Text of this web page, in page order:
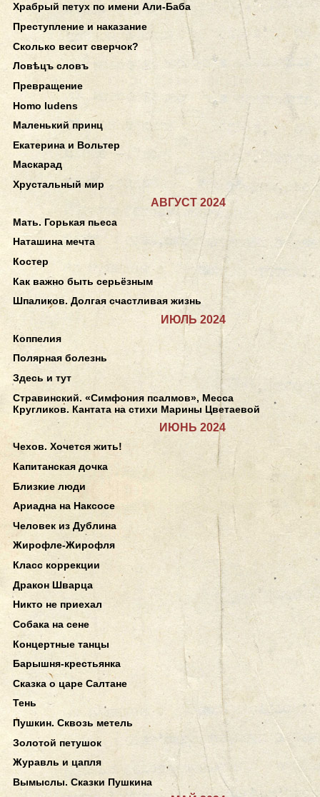
Храбрый петух по имени Али-Баба
Преступление и наказание
Сколько весит сверчок?
Ловѣцъ словъ
Превращение
Homo ludens
Маленький принц
Екатерина и Вольтер
Маскарад
Хрустальный мир
АВГУСТ 2024
Мать. Горькая пьеса
Наташина мечта
Костер
Как важно быть серьёзным
Шпаликов. Долгая счастливая жизнь
ИЮЛЬ 2024
Коппелия
Полярная болезнь
Здесь и тут
Стравинский. «Симфония псалмов», Месса
Кругликов. Кантата на стихи Марины Цветаевой
ИЮНЬ 2024
Чехов. Хочется жить!
Капитанская дочка
Близкие люди
Ариадна на Наксосе
Человек из Дублина
Жирофле-Жирофля
Класс коррекции
Дракон Шварца
Никто не приехал
Собака на сене
Концертные танцы
Барышня-крестьянка
Сказка о царе Салтане
Тень
Пушкин. Сквозь метель
Золотой петушок
Журавль и цапля
Вымыслы. Сказки Пушкина